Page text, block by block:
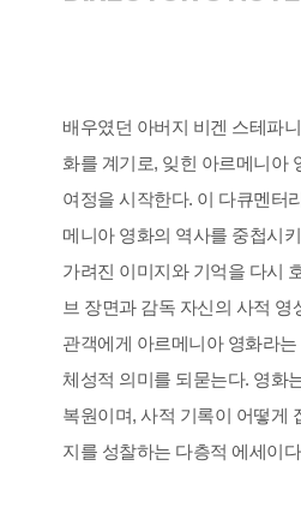
배우였던 아버지 비겐 스테파
화를 계기로, 잊힌 아르메니아
여정을 시작한다. 이 다큐멘터
메니아 영화의 역사를 중첩시
가려진 이미지와 기억을 다시
브 장면과 감독 자신의 사적 영
관객에게 아르메니아 영화라는
체성적 의미를 되묻는다. 영화
복원이며, 사적 기록이 어떻게
지를 성찰하는 다층적 에세이